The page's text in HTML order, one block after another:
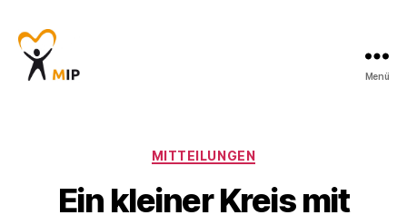
Männer
Menü
Kategorien
MITTEILUNGEN
Ein kleiner Kreis mit